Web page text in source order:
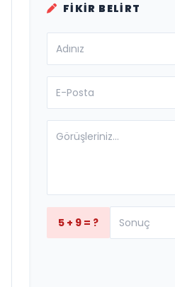
FIKIR BELIRT
5 + 9 = ?